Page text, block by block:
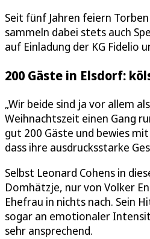
Seit fünf Jahren feiern
sammeln dabei stets auch
auf Einladung der KG Fidelio
200 Gäste in Elsdorf:
„Wir beide sind ja vor allem
Weihnachtszeit einen Gang
gut 200 Gäste und bewies
dass ihre ausdrucksstarke
Selbst Leonard Cohens in
Domhätzje, nur von Volker
Ehefrau in nichts nach. Sein
sogar an emotionaler
sehr ansprechend.